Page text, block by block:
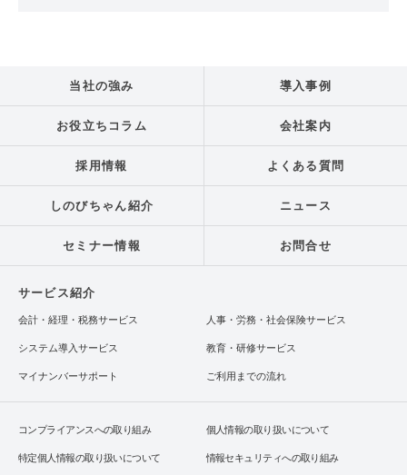
当社の強み 導入事例
お役立ちコラム 会社案内
採用情報 よくある質問
しのびちゃん紹介 ニュース
セミナー情報 お問合せ
サービス紹介
会計・経理・税務サービス 人事・労務・社会保険サービス
システム導入サービス 教育・研修サービス
マイナンバーサポート ご利用までの流れ
コンプライアンスへの取り組み 個人情報の取り扱いについて
特定個人情報の取り扱いについて 情報セキュリティへの取り組み